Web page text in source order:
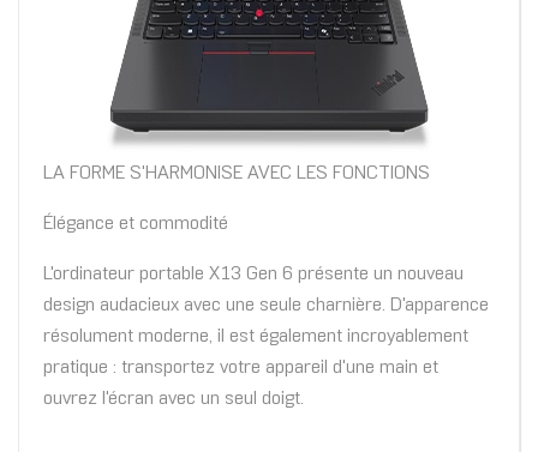
LA FORME S'HARMONISE AVEC LES FONCTIONS
Élégance et commodité
L'ordinateur portable X13 Gen 6 présente un nouveau
design audacieux avec une seule charnière. D'apparence
résolument moderne, il est également incroyablement
pratique : transportez votre appareil d'une main et
ouvrez l'écran avec un seul doigt.